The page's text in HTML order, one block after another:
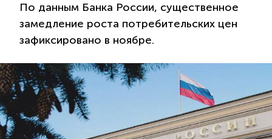
По данным Банка России, существенное
замедление роста потребительских цен
зафиксировано в ноябре.